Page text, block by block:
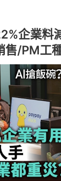
企業
售/PM工